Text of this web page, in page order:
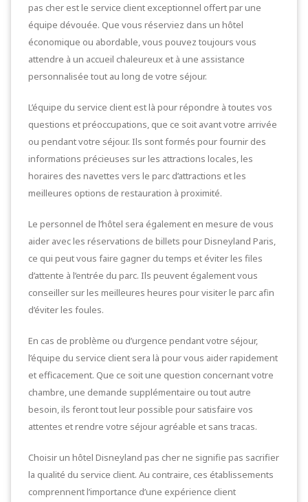
pas cher est le service client exceptionnel offert par une
équipe dévouée. Que vous réserviez dans un hôtel
économique ou abordable, vous pouvez toujours vous
attendre à un accueil chaleureux et à une assistance
personnalisée tout au long de votre séjour.
L’équipe du service client est là pour répondre à toutes vos
questions et préoccupations, que ce soit avant votre arrivée
ou pendant votre séjour. Ils sont formés pour fournir des
informations précieuses sur les attractions locales, les
horaires des navettes vers le parc d’attractions et les
meilleures options de restauration à proximité.
Le personnel de l’hôtel sera également en mesure de vous
aider avec les réservations de billets pour Disneyland Paris,
ce qui peut vous faire gagner du temps et éviter les files
d’attente à l’entrée du parc. Ils peuvent également vous
conseiller sur les meilleures heures pour visiter le parc afin
d’éviter les foules.
En cas de problème ou d’urgence pendant votre séjour,
l’équipe du service client sera là pour vous aider rapidement
et efficacement. Que ce soit une question concernant votre
chambre, une demande supplémentaire ou tout autre
besoin, ils feront tout leur possible pour satisfaire vos
attentes et rendre votre séjour agréable et sans tracas.
Choisir un hôtel Disneyland pas cher ne signifie pas sacrifier
la qualité du service client. Au contraire, ces établissements
comprennent l’importance d’une expérience client